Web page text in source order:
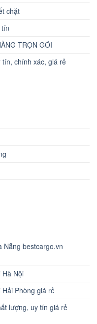
chặt
TRỌN GÓI
tín, chính xác, giá rẻ
Nẵng bestcargo.vn
Hà Nội
Phòng giá rẻ
lượng, uy tín giá rẻ